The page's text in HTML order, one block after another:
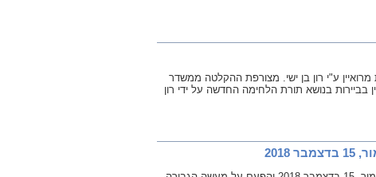
לבנון כמ"פ מוביל בחטיבה 188 זכה להיות מרואיין ע"י רון בן ישי. מצורפת ההקלטה ממשדר
בנושא תורת הלחימה החדשה על ידי רון